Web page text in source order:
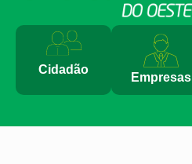
Cidadão
Empresas